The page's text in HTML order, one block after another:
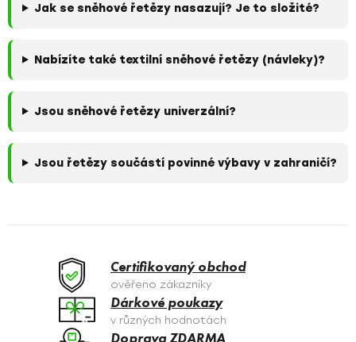
Jak se sněhové řetězy nasazují? Je to složité?
Nabízíte také textilní sněhové řetězy (návleky)?
Jsou sněhové řetězy univerzální?
Jsou řetězy součástí povinné výbavy v zahraničí?
Certifikovaný obchod
ověřeno zákazníky
Dárkové poukazy
v různých hodnotách
Doprava ZDARMA